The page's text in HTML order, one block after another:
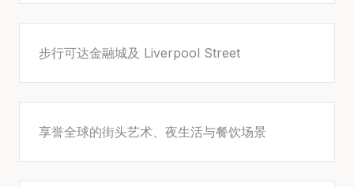
步行可达金融城及 Liverpool Street
享誉全球的街头艺术、夜生活与餐饮场景